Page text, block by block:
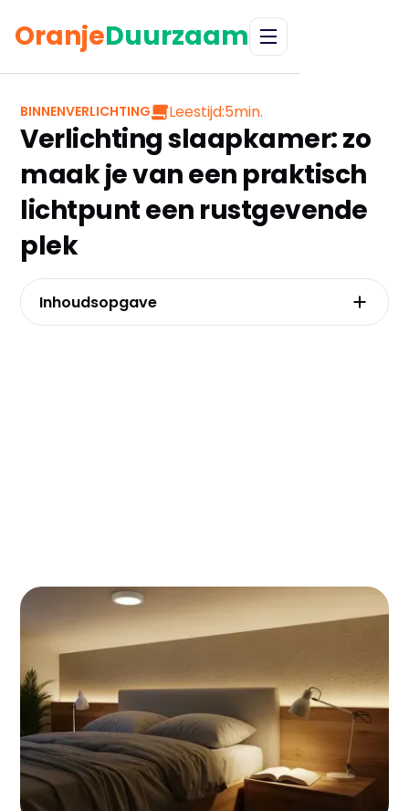
OranjeDuurzaam
BINNENVERLICHTING Leestijd:5min.
Verlichting slaapkamer: zo
maak je van een praktisch
lichtpunt een rustgevende
plek
Een goed verlichte slaapkamer is veel meer dan een
lamp aan het plafond. Het verschil tussen een ruimte
waar je graag vertoeft en één die voelt als een
hotelkamer? De juiste combinatie van lichtlagen,
kleurtempratuur en slimme plaatsing. In deze gids
ontdek je hoe je stap voor stap de perfecte
verlichtingsbalans creëert.
Inhoudsopgave
De drie lagen van perfect slaapkamer licht